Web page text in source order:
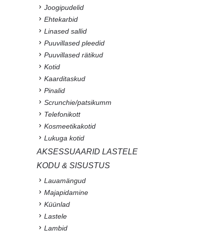
Joogipudelid
Ehtekarbid
Linased sallid
Puuvillased pleedid
Puuvillased rätikud
Kotid
Kaarditaskud
Pinalid
Scrunchie/patsikumm
Telefonikott
Kosmeetikakotid
Lukuga kotid
AKSESSUAARID LASTELE
KODU & SISUSTUS
Lauamängud
Majapidamine
Küünlad
Lastele
Lambid